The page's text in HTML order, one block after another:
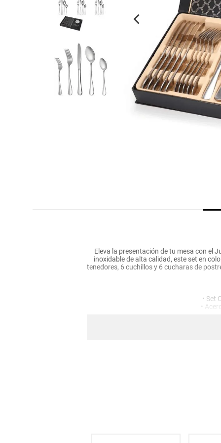
lácteos y refrigerados
vinos y licores
cuidado del bebé
Eleva la presentación de tu mesa con el
inoxidable de alta calidad, este set en
tenedores, 6 cuchillos y 6 cucharas de
• Set
•
Mantequilla